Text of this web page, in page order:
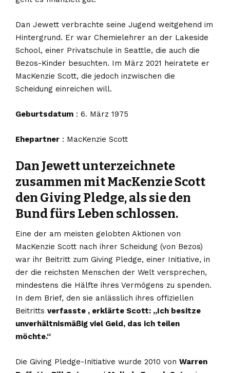
Dan Jewett verbrachte seine Jugend weitgehend im
Hintergrund. Er war Chemielehrer an der Lakeside
School, einer Privatschule in Seattle, die auch die
Bezos-Kinder besuchten. Im März 2021 heiratete er
MacKenzie Scott, die jedoch inzwischen die
Scheidung einreichen will.
Geburtsdatum : 6. März 1975
Ehepartner : MacKenzie Scott
Dan Jewett unterzeichnete
zusammen mit MacKenzie Scott
den Giving Pledge, als sie den
Bund fürs Leben schlossen.
Eine der am meisten gelobten Aktionen von
MacKenzie Scott nach ihrer Scheidung (von Bezos)
war ihr Beitritt zum Giving Pledge, einer Initiative, in
der die reichsten Menschen der Welt versprechen,
mindestens die Hälfte ihres Vermögens zu spenden.
In dem Brief, den sie anlässlich ihres offiziellen
Beitritts verfasste , erklärte Scott: „Ich besitze
unverhältnismäßig viel Geld, das ich teilen
möchte.“
Die Giving Pledge-Initiative wurde 2010 von Warren